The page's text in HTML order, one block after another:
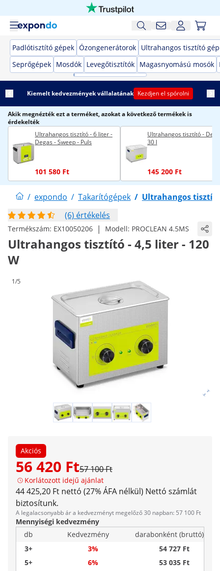
Padlótisztító gépek Ózongenerátorok Ultrahangos tisztító
Seprőgépek Mosdók Levegőtisztítók Magasnyomású mosók
Kiemelt kedvezmények vállalatának Kezdjen el spórolni
Akik megnézték ezt a terméket, azokat a következő termékek is
érdekelték
Ultrahangos tisztító - 6 liter -
Degas - Sweep - Puls
101 580 Ft
Ultrahangos tisztító -
30 l
145 200 Ft
/ expondo / Takarítógépek / Ultrahangos
(6) értékelés
Termékszám: EX10050206 | Modell: PROCLEAN 4.5MS
Ultrahangos tisztító - 4,5 liter - 120
W
1/5
Akciós
56 420 Ft57 100 Ft
Korlátozott idejű ajánlat
44 425,20 Ft nettó (27% ÁFA nélkül) Nettó számlát
biztosítunk.
A legalacsonyabb ár a kedvezményt megelőző 30 napban: 57 100 Ft
Mennyiségi kedvezmény
db
Kedvezmény
darabonként (bruttó)
3+
3%
54 727 Ft
5+
6%
53 035 Ft